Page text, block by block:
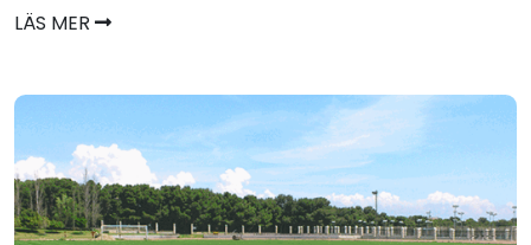
LÄS MER